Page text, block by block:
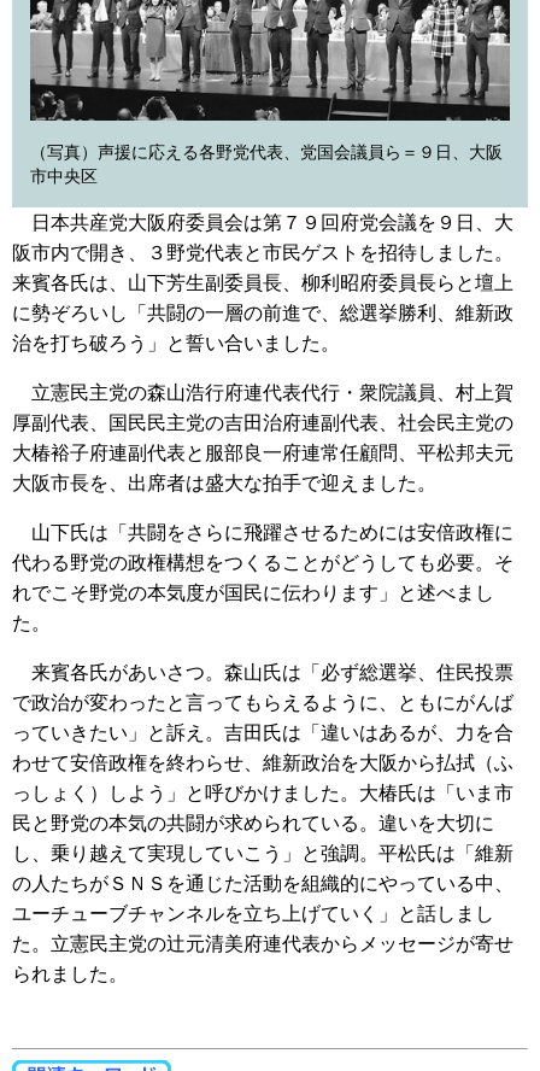
（写真）声援に応える各野党代表、党国会議員ら＝９日、大阪
市中央区
日本共産党大阪府委員会は第７９回府党会議を９日、大
阪市内で開き、３野党代表と市民ゲストを招待しました。
来賓各氏は、山下芳生副委員長、柳利昭府委員長らと壇上
に勢ぞろいし「共闘の一層の前進で、総選挙勝利、維新政
治を打ち破ろう」と誓い合いました。
立憲民主党の森山浩行府連代表代行・衆院議員、村上賀
厚副代表、国民民主党の吉田治府連副代表、社会民主党の
大椿裕子府連副代表と服部良一府連常任顧問、平松邦夫元
大阪市長を、出席者は盛大な拍手で迎えました。
山下氏は「共闘をさらに飛躍させるためには安倍政権に
代わる野党の政権構想をつくることがどうしても必要。そ
れでこそ野党の本気度が国民に伝わります」と述べまし
た。
来賓各氏があいさつ。森山氏は「必ず総選挙、住民投票
で政治が変わったと言ってもらえるように、ともにがんば
っていきたい」と訴え。吉田氏は「違いはあるが、力を合
わせて安倍政権を終わらせ、維新政治を大阪から払拭（ふ
っしょく）しよう」と呼びかけました。大椿氏は「いま市
民と野党の本気の共闘が求められている。違いを大切に
し、乗り越えて実現していこう」と強調。平松氏は「維新
の人たちがＳＮＳを通じた活動を組織的にやっている中、
ユーチューブチャンネルを立ち上げていく」と話しまし
た。立憲民主党の辻元清美府連代表からメッセージが寄せ
られました。